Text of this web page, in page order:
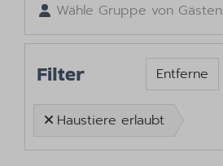
Wähle Gruppe von Gästen
Filter Entferne
Haustiere erlaubt